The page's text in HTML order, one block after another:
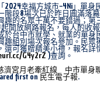
2024幸福方城市~4Ni」單身
階段8場次已於昨日圓滿落
趣的名眾千萬不要錯過；第
開放網路報名，每人酌收
於台中市就學、就業的單身
趣組別場次報名參加。民眾
還可獲贈精美小禮，報名詳
G4y2rZ )查詢。
濟宮月老牽紅線 中市單身
first on民生電子報.